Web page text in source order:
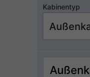
Kabinentyp